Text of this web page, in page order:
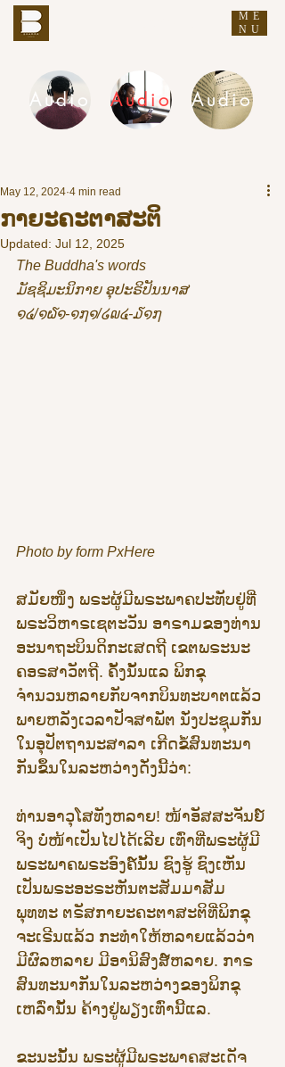
ME
NU
Audio Audio Audio
ກາຍະຄະຕາສະຕິ
May 12, 2024 4 min read
Updated: Jul 12, 2025
The Buddha's words
ມັຊຊິມະນິກາຍ ອຸປະຣິປັນນາສ
໑໔/໑໖໑-໑໗໑/໒໙໔-໓໑໗
Photo by form PxHere
ສມັຍໜຶ່ງ ພຣະຜູ້ມີພຣະພາຄປະທັບຢູ່ທີ່
ພຣະວິຫາຣເຊຕະວັນ ອາຣາມຂອງທ່ານ
ອະນາຖະບິນດິກະເສດຖີ ເຂຕພຣະນະ
ຄອຣສາວັຕຖີ. ຄັ້ງນັ້ນແລ ພິກຂຸ
ຈຳນວນຫລາຍກັບຈາກບິນທະບາຕແລ້ວ
ພາຍຫລັງເວລາປັຈສາພັຕ ນັ່ງປະຊຸມກັນ
ໃນອຸປັຕຖານະສາລາ ເກີດຂໍ້ສົນທະນາ
ກັນຂຶ້ນໃນລະຫວ່າງດັ່ງນີ້ວ່າ:
ທ່ານອາວຸໂສທັງຫລາຍ! ໜ້າອັສສະຈັນຍ໌
ຈິງ ບໍ່ໜ້າເປັນໄປໄດ້ເລີຍ ເທົ່າທີ່ພຣະຜູ້ມີ
ພຣະພາຄພຣະອົງຄ໌ນັ້ນ ຊົງຮູ້ ຊົງເຫັນ
ເປັນພຣະອະຣະຫັນຕະສັມມາສັມ
ພຸທທະ ຕຣັສກາຍະຄະຕາສະຕິທີ່ພິກຂຸ
ຈະເຣີນແລ້ວ ກະທຳໃຫ້ຫລາຍແລ້ວວ່າ
ມີຜົລຫລາຍ ມີອານິສົງສ໌ຫລາຍ. ກາຣ
ສົນທະນາກັນໃນລະຫວ່າງຂອງພິກຂຸ
ເຫລົ່ານັ້ນ ຄ້າງຢູ່ພຽງເທົ່ານີ້ແລ.
ຂະນະນັ້ນ ພຣະຜູ້ມີພຣະພາຄສະເດັຈ